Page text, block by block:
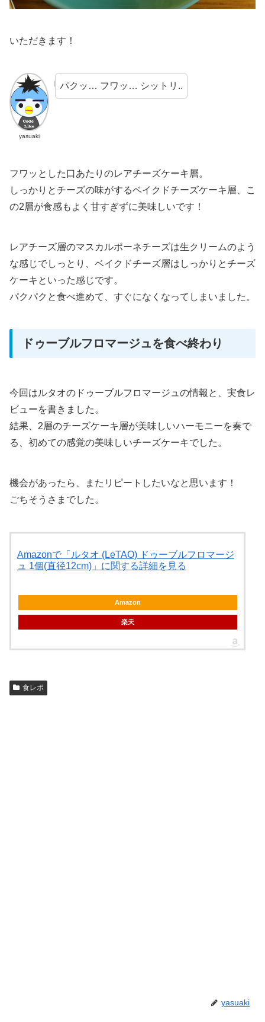
いただきます！
yasuaki
パクッ… フワッ… シットリ..
フワッとした口あたりのレアチーズケーキ層。
しっかりとチーズの味がするベイクドチーズケーキ層、こ
の2層が食感もよく甘すぎずに美味しいです！
レアチーズ層のマスカルポーネチーズは生クリームのよう
な感じでしっとり、ベイクドチーズ層はしっかりとチーズ
ケーキといった感じです。
パクパクと食べ進めて、すぐになくなってしまいました。
ドゥーブルフロマージュを食べ終わり
今回はルタオのドゥーブルフロマージュの情報と、実食レ
ビューを書きました。
結果、2層のチーズケーキ層が美味しいハーモニーを奏で
る、初めての感覚の美味しいチーズケーキでした。
機会があったら、またリピートしたいなと思います！
ごちそうさまでした。
Amazonで「ルタオ (LeTAO) ドゥーブルフロマージ
ュ 1個(直径12cm)」に関する詳細を見る
Amazon
楽天
食レポ
yasuaki